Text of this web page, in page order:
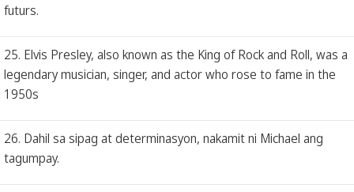
futurs.
25. Elvis Presley, also known as the King of Rock and Roll, was a
legendary musician, singer, and actor who rose to fame in the
1950s
26. Dahil sa sipag at determinasyon, nakamit ni Michael ang
tagumpay.